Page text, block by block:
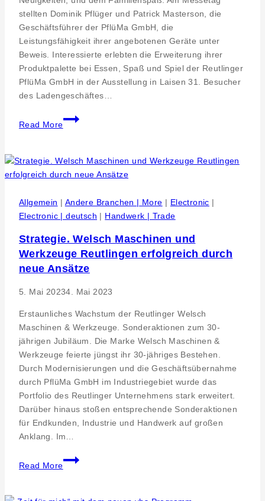
stellten Dominik Pflüger und Patrick Masterson, die
Geschäftsführer der PflüMa GmbH, die
Leistungsfähigkeit ihrer angebotenen Geräte unter
Beweis. Interessierte erlebten die Erweiterung ihrer
Produktpalette bei Essen, Spaß und Spiel der Reutlinger
PflüMa GmbH in der Ausstellung in Laisen 31. Besucher
des Ladengeschäftes…
Read More
Pressearbeit
Event.
bei
der
GmbH
in
Allgemein | Andere Branchen | More | Electronic |
Electronic | deutsch | Handwerk | Trade
Strategie. Welsch Maschinen und
Werkzeuge Reutlingen erfolgreich durch
neue Ansätze
5. Mai 20234. Mai 2023
Erstaunliches Wachstum der Reutlinger Welsch
Maschinen & Werkzeuge. Sonderaktionen zum 30-
jährigen Jubiläum. Die Marke Welsch Maschinen &
Werkzeuge feierte jüngst ihr 30-jähriges Bestehen.
Durch Modernisierungen und die Geschäftsübernahme
durch PflüMa GmbH im Industriegebiet wurde das
Portfolio des Reutlinger Unternehmens stark erweitert.
Darüber hinaus stoßen entsprechende Sonderaktionen
für Endkunden, Industrie und Handwerk auf großen
Anklang. Im…
Read More
Strategie.
Welsch
und